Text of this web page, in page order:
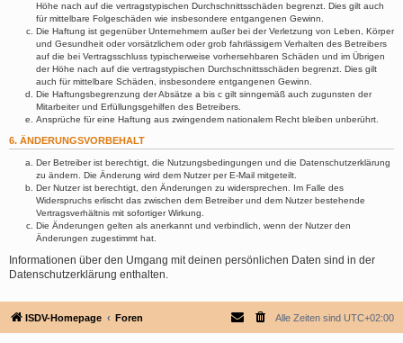
Höhe nach auf die vertragstypischen Durchschnittsschäden begrenzt. Dies gilt auch
für mittelbare Folgeschäden wie insbesondere entgangenen Gewinn.
Die Haftung ist gegenüber Unternehmern außer bei der Verletzung von Leben, Körper
und Gesundheit oder vorsätzlichem oder grob fahrlässigem Verhalten des Betreibers
auf die bei Vertragsschluss typischerweise vorhersehbaren Schäden und im Übrigen
der Höhe nach auf die vertragstypischen Durchschnittsschäden begrenzt. Dies gilt
auch für mittelbare Schäden, insbesondere entgangenen Gewinn.
Die Haftungsbegrenzung der Absätze a bis c gilt sinngemäß auch zugunsten der
Mitarbeiter und Erfüllungsgehilfen des Betreibers.
Ansprüche für eine Haftung aus zwingendem nationalem Recht bleiben unberührt.
6. ÄNDERUNGSVORBEHALT
Der Betreiber ist berechtigt, die Nutzungsbedingungen und die Datenschutzerklärung
zu ändern. Die Änderung wird dem Nutzer per E-Mail mitgeteilt.
Der Nutzer ist berechtigt, den Änderungen zu widersprechen. Im Falle des
Widerspruchs erlischt das zwischen dem Betreiber und dem Nutzer bestehende
Vertragsverhältnis mit sofortiger Wirkung.
Die Änderungen gelten als anerkannt und verbindlich, wenn der Nutzer den
Änderungen zugestimmt hat.
Informationen über den Umgang mit deinen persönlichen Daten sind in der
Datenschutzerklärung enthalten.
ISDV-Homepage Foren Alle Zeiten sind UTC+02:00